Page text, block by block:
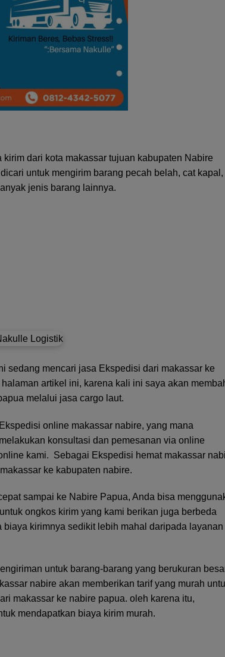
dari kota makassar tujuan kabupaten Nabire
untuk mengirim barang pecah belah, cat kapal,
jenis barang lainnya.
sedang mencari jasa Ekspedisi dari makassar ke
artikel ini, karena kali ini saya akan
melalui jasa cargo laut.
online makassar nabire, yang mana
konsultasi dan pemesanan via online
kami. Sebagai Ekspedisi hemat makassar
ke kabupaten nabire.
sampai ke Nabire Papua, Anda bisa
ongkos kirim yang kami berikan juga berbeda
kirimnya sedikit lebih mahal daripada layanan
untuk barang-barang yang berukuran
nabire akan memberikan tarif yang murah
makassar ke nabire papua. oleh karena itu,
mendapatkan biaya kirim murah.